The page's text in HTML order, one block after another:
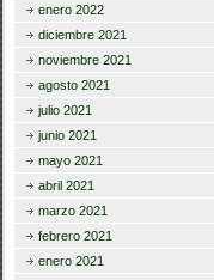
enero 2022
diciembre 2021
noviembre 2021
agosto 2021
julio 2021
junio 2021
mayo 2021
abril 2021
marzo 2021
febrero 2021
enero 2021